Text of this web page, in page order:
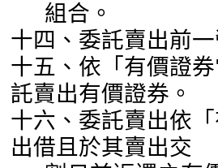
十四、委託賣出前
十五、依「有價證
託賣出有價證券。
十六、委託賣出依
出借且於其賣出交